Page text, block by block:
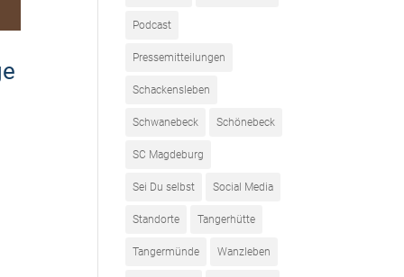
Podcast
Pressemitteilungen
Schackensleben
Schwanebeck Schönebeck
SC Magdeburg
Sei Du selbst Social Media
Standorte Tangerhütte
Tangermünde Wanzleben